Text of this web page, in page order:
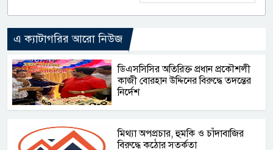
এ ক্যাটাগরির আরো নিউজ
ডিএসসিসির অতিরিক্ত প্রধান প্রকৌশলী
কাজী বোরহান উদ্দিনের বিরুদ্ধে তদন্তের
নির্দেশ
মিথ্যা অপপ্রচার, হুমকি ও চাঁদাবাজির
বিরুদ্ধে কঠোর সতর্কতা